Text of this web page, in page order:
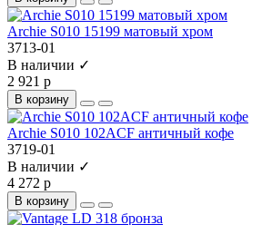
Archie S010 15199 матовый хром
3713-01
В наличии ✓
2 921 р
В корзину
Archie S010 102ACF античный кофе
3719-01
В наличии ✓
4 272 р
В корзину